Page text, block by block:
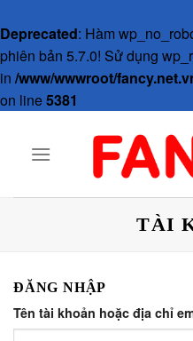
Deprecated: Hàm
phiên bản 5.7.0! Sử dụng
in /www/wwwroot/
on line5381
content
TÀI
ĐĂNG NHẬP
Tên tài khoản hoặc địa chỉ